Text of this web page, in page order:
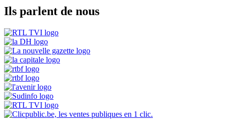
Ils parlent de nous